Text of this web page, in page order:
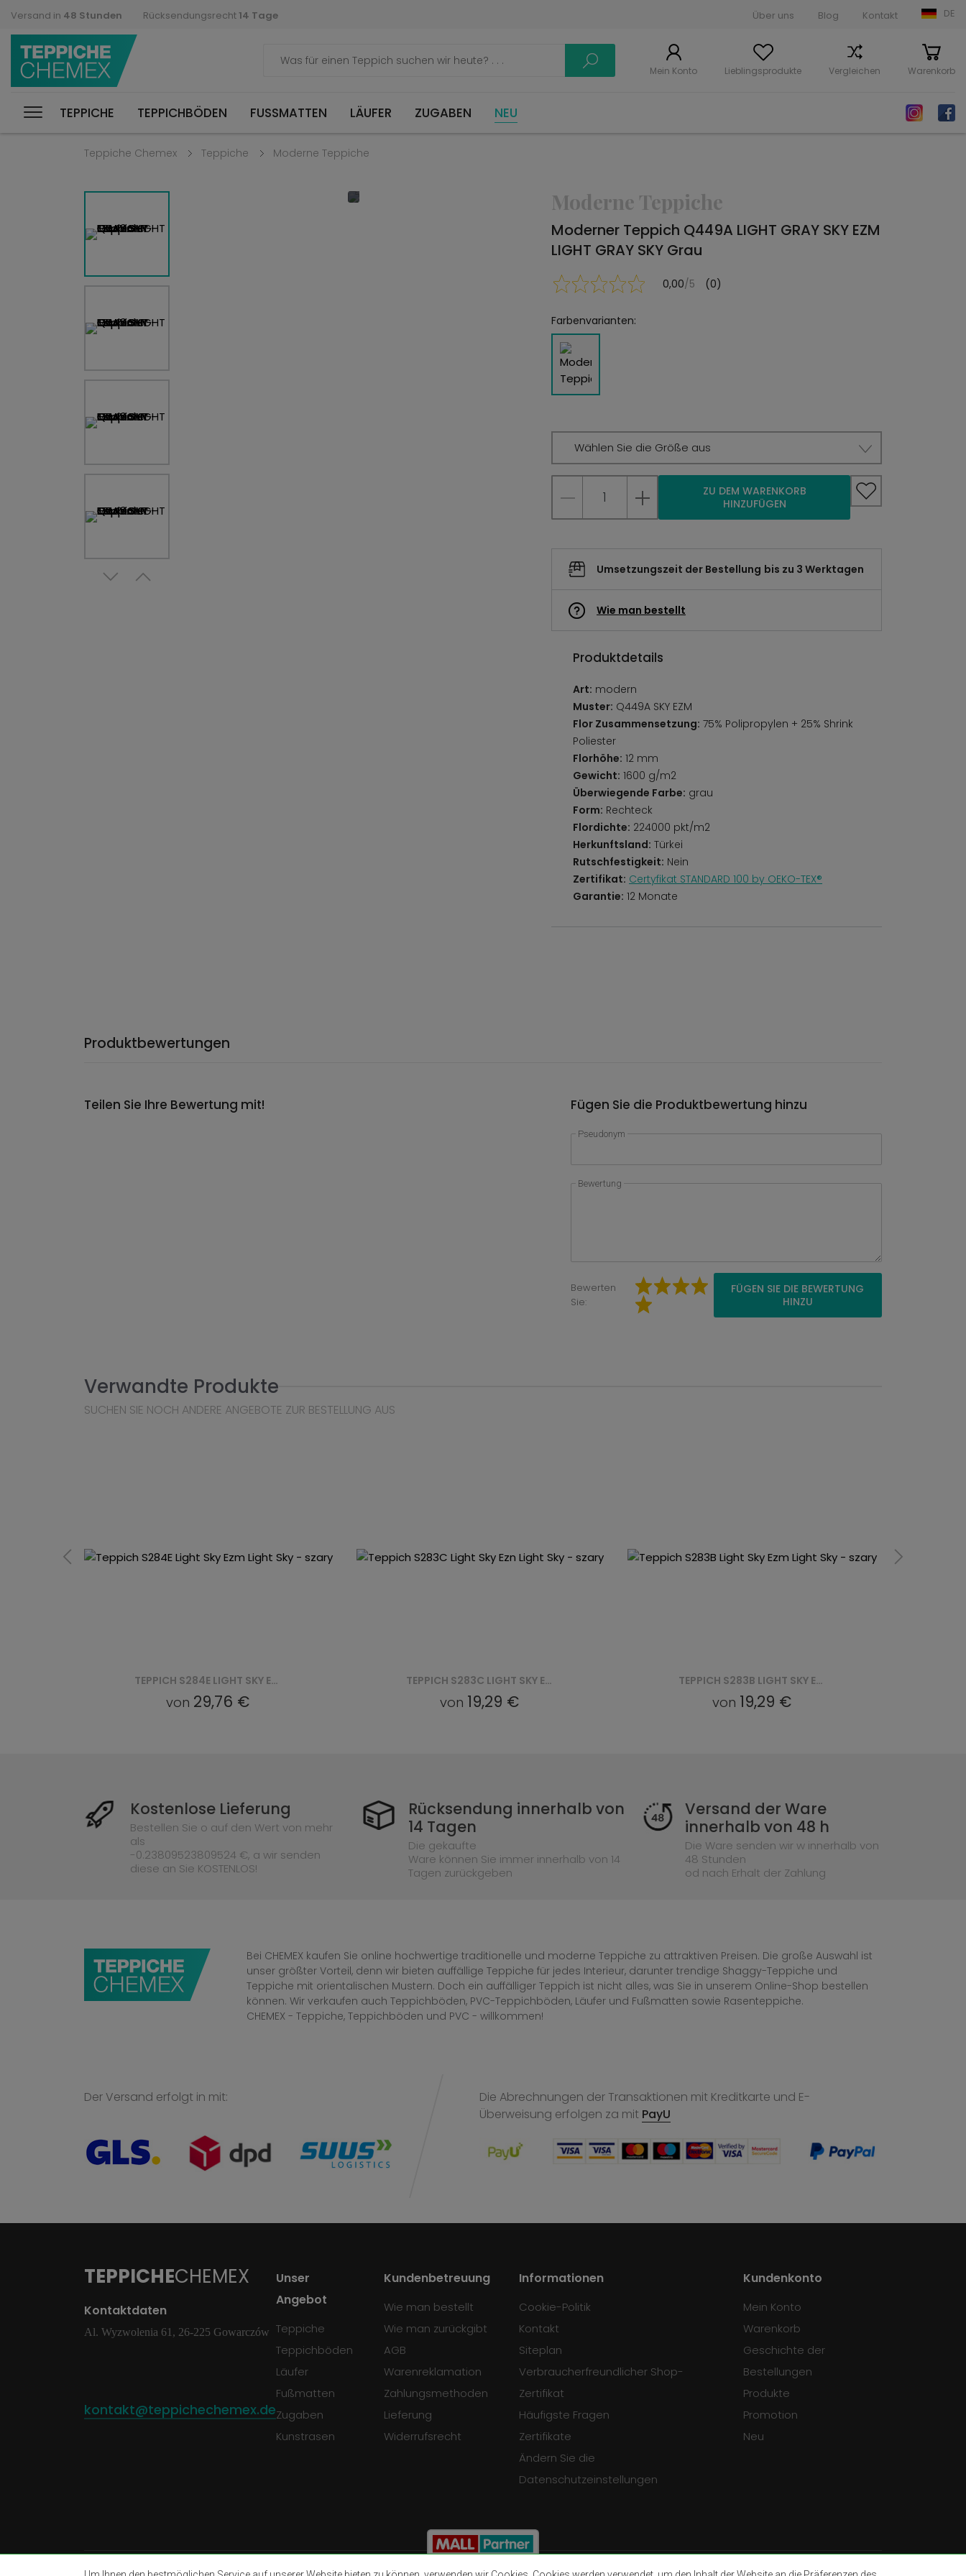
Versand in 48 Stunden Rücksendungsrecht 14 Tage Über uns Blog Kontakt DE
Mein Konto Lieblingsprodukte Vergleichen Warenkorb
TEPPICHE TEPPICHBÖDEN FUSSMATTEN LÄUFER ZUGABEN NEU
Teppiche Chemex Teppiche Moderne Teppiche
Moderne Teppiche
Moderner Teppich Q449A LIGHT GRAY SKY EZM
LIGHT GRAY SKY Grau
0,00/5 (0)
Farbenvarianten:
Wählen Sie die Größe aus
ZU DEM WARENKORB
HINZUFÜGEN
Umsetzungszeit der Bestellung bis zu 3 Werktagen
Wie man bestellt
Produktdetails
Art: modern
Muster: Q449A SKY EZM
Flor Zusammensetzung: 75% Polipropylen + 25% Shrink
Poliester
Florhöhe: 12 mm
Gewicht: 1600 g/m2
Überwiegende Farbe: grau
Form: Rechteck
Flordichte: 224000 pkt/m2
Herkunftsland: Türkei
Rutschfestigkeit: Nein
Zertifikat: Certyfikat STANDARD 100 by OEKO-TEX®
Garantie: 12 Monate
Produktbewertungen
Teilen Sie Ihre Bewertung mit! Fügen Sie die Produktbewertung hinzu
Pseudonym
Bewertung
Bewerten
Sie:
FÜGEN SIE DIE BEWERTUNG
HINZU
Verwandte Produkte
SUCHEN SIE NOCH ANDERE ANGEBOTE ZUR BESTELLUNG AUS
von 19,29 € von 19,29 € von17,14 €
Kostenlose Lieferung
Bestellen Sie o auf den Wert von mehr
als
-0.23809523809524 €, a wir senden
diese an Sie KOSTENLOS!
Rücksendung innerhalb von
14 Tagen
Die gekaufte
Ware können Sie immer innerhalb von 14
Tagen zurückgeben
Versand der Ware
innerhalb von 48 h
Die Ware senden wir w innerhalb von
48 Stunden
od nach Erhalt der Zahlung
Bei CHEMEX kaufen Sie online hochwertige traditionelle und moderne Teppiche zu attraktiven Preisen. Die große Auswahl ist
unser größter Vorteil, denn wir bieten auffällige Teppiche für jedes Interieur, darunter trendige Shaggy-Teppiche und
Teppiche mit orientalischen Mustern. Doch ein auffälliger Teppich ist nicht alles, was Sie in unserem Online-Shop bestellen
können. Wir verkaufen auch Teppichböden, PVC-Teppichböden, Läufer und Fußmatten sowie Rasenteppiche.
CHEMEX - Teppiche, Teppichböden und PVC - willkommen!
Der Versand erfolgt in mit:
Die Abrechnungen der Transaktionen mit Kreditkarte und E-
Überweisung erfolgen za mit PayU
TEPPICHECHEMEX
Kontaktdaten
Al. Wyzwolenia 61, 26-225 Gowarczów
kontakt@teppichechemex.de
Unser
Angebot
Teppiche
Teppichböden
Läufer
Fußmatten
Zugaben
Kunstrasen
Kundenbetreuung
Wie man bestellt
Wie man zurückgibt
AGB
Warenreklamation
Zahlungsmethoden
Lieferung
Widerrufsrecht
Informationen
Cookie-Politik
Kontakt
Siteplan
Verbraucherfreundlicher Shop-
Zertifikat
Häufigste Fragen
Zertifikate
Ändern Sie die
Datenschutzeinstellungen
Kundenkonto
Mein Konto
Warenkorb
Geschichte der
Bestellungen
Produkte
Promotion
Neu